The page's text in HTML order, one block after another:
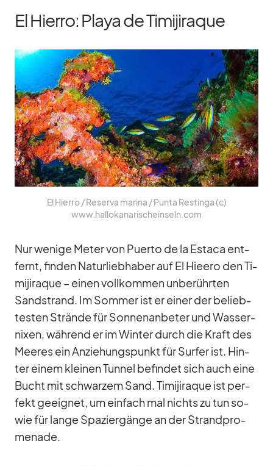
El Hierro: Playa de Timijiraque
El Hierro /​ Re­serva ma­rina /​ Punta Res­t­inga (c)
www.hallokanarischeinseln.com
Nur we­nige Me­ter von Pu­erto de la Es­taca ent­
fernt, fin­den Na­tur­lieb­ha­ber auf El Hieero den Ti­
mi­jir­aque – ei­nen voll­kom­men un­be­rühr­ten
Sand­strand. Im Som­mer ist er ei­ner der be­lieb­
tes­ten Strände für Son­nen­an­be­ter und Was­ser­
ni­xen, wäh­rend er im Win­ter durch die Kraft des
Mee­res ein An­zie­hungs­punkt für Sur­fer ist. Hin­
ter ei­nem klei­nen Tun­nel be­fin­det sich auch eine
Bucht mit schwar­zem Sand. Ti­mi­jir­aque ist per­
fekt ge­eig­net, um ein­fach mal nichts zu tun so­
wie für lange Spa­zier­gänge an der Strand­pro­
me­nade.